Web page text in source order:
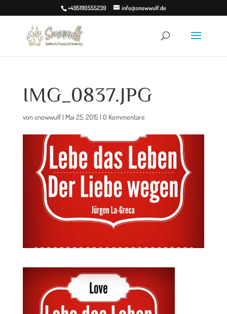
+4951110555239 info@snowwulf.de
IMG_0837.JPG
vonsnowwulf| Mai 25, 2015| 0 Kommentare